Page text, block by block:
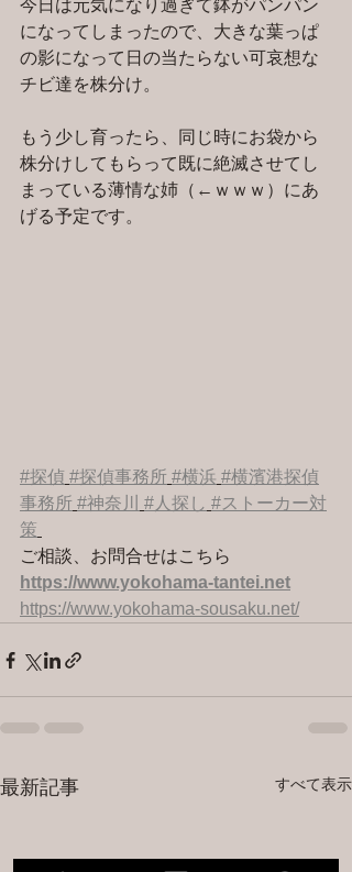
今日は元気になり過ぎて鉢がパンパン
になってしまったので、大きな葉っぱ
の影になって日の当たらない可哀想な
チビ達を株分け。
もう少し育ったら、同じ時にお袋から
株分けしてもらって既に絶滅させてし
まっている薄情な姉（←ｗｗｗ）にあ
げる予定です。
#探偵 #探偵事務所 #横浜 #横濱港探偵
事務所 #神奈川 #人探し #ストーカー対
策
ご相談、お問合せはこちら
https://www.yokohama-tantei.net
https://www.yokohama-sousaku.net/
最新記事 すべて表示